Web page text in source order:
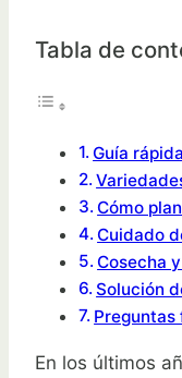
Tabla de
Guía
Cómo
Cuidado
Cosecha
Solución
En los últimos